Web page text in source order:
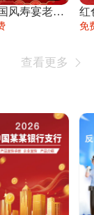
中国风寿宴老人生日宴会邀请函寿宴请帖请柬
免
查看更多 